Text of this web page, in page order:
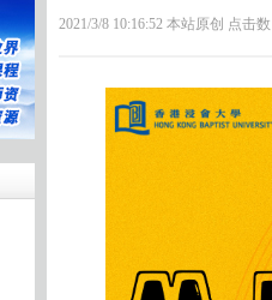
2021/3/8 10:16:52 本站原创 点击